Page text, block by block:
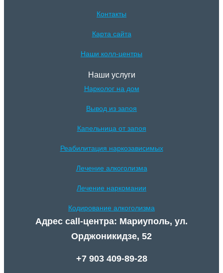
Контакты
Карта сайта
Наши колл-центры
Наши услуги
Нарколог на дом
Вывод из запоя
Капельница от запоя
Реабилитация наркозависимых
Лечение алкоголизма
Лечение наркомании
Кодирование алкоголизма
Адрес call-центра: Мариуполь, ул.
Орджоникидзе, 52
+7 903 409-89-28